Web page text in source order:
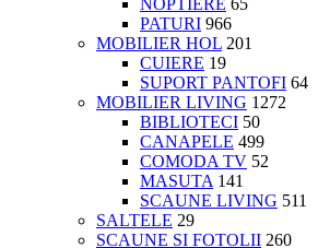
NOPTIERE 65
PATURI 966
MOBILIER HOL 201
CUIERE 19
SUPORT PANTOFI 64
MOBILIER LIVING 1272
BIBLIOTECI 50
CANAPELE 499
COMODA TV 52
MASUTA 141
SCAUNE LIVING 511
SALTELE 29
SCAUNE SI FOTOLII 260